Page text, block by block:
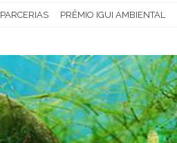
PARCERIAS PRÊMIO IGUI AMBIENTAL